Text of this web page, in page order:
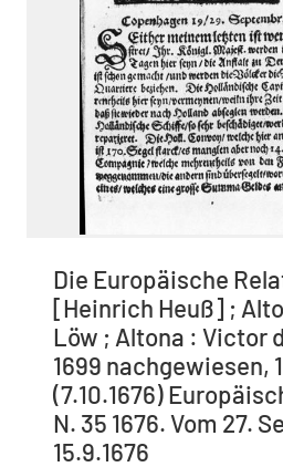
Die Europäische
[Heinrich Heuß] ;
Löw ; Altona : Victor
1699 nachgewiesen,
(7.10.1676)
N. 35 1676. Vom 27.
15.9.1676